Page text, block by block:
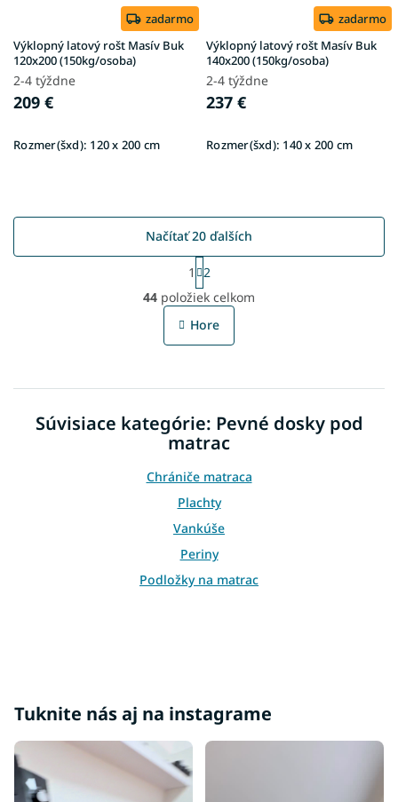
zadarmo
Výklopný latový rošt Masív Buk
120x200 (150kg/osoba)
2-4 týždne
209 €
Rozmer(šxd): 120 x 200 cm
zadarmo
Výklopný latový rošt Masív Buk
140x200 (150kg/osoba)
2-4 týždne
237 €
Rozmer(šxd): 140 x 200 cm
O
v
l
c
e
p
r
v
k
y
v
ý
p
i
s
Načítať 20 ďalších
S
t
r
á
n
a
e
1
2
44 položiek celkom
Hore
Súvisiace kategórie: Pevné dosky pod
matrac
Chrániče matraca
Plachty
Vankúše
Periny
Podložky na matrac
Tuknite nás aj na instagrame